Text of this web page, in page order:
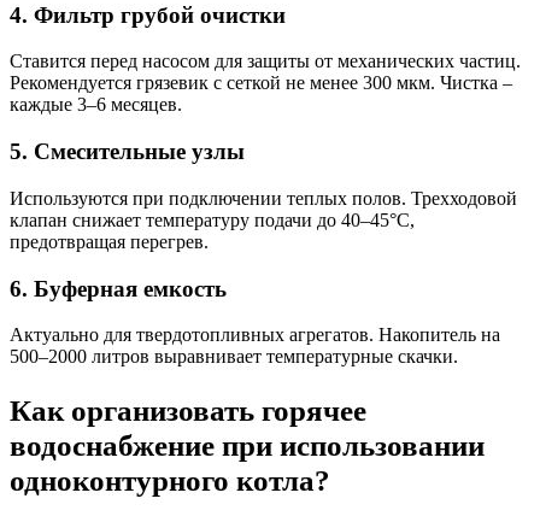
4. Фильтр грубой очистки
Ставится перед насосом для защиты от механических частиц.
Рекомендуется грязевик с сеткой не менее 300 мкм. Чистка –
каждые 3–6 месяцев.
5. Смесительные узлы
Используются при подключении теплых полов. Трехходовой
клапан снижает температуру подачи до 40–45°C,
предотвращая перегрев.
6. Буферная емкость
Актуально для твердотопливных агрегатов. Накопитель на
500–2000 литров выравнивает температурные скачки.
Как организовать горячее
водоснабжение при использовании
одноконтурного котла?